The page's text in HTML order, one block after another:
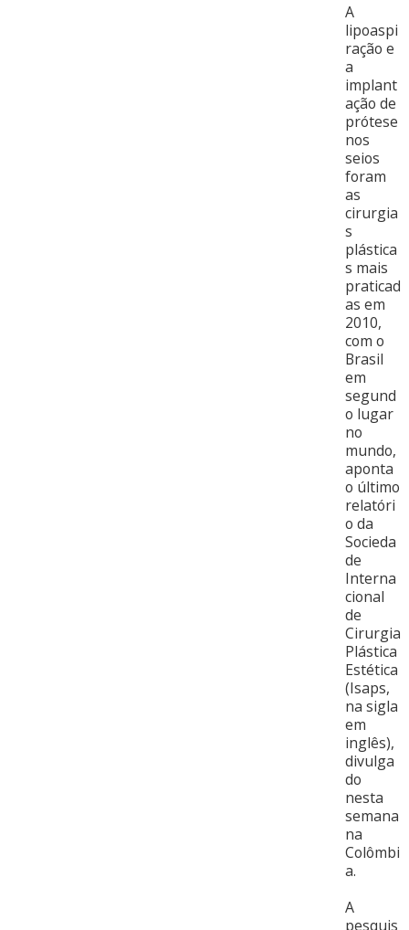
A
lipoaspi
ração e
a
implant
ação de
prótese
nos
seios
foram
as
cirurgia
s
plástica
s mais
praticad
as em
2010,
com o
Brasil
em
segund
o lugar
no
mundo,
aponta
o último
relatóri
o da
Socieda
de
Interna
cional
de
Cirurgia
Plástica
Estética
(Isaps,
na sigla
em
inglês),
divulga
do
nesta
semana
na
Colômbi
a.
A
pesquis